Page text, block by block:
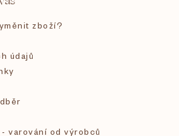
zboží?
údajů
varování od výrobců